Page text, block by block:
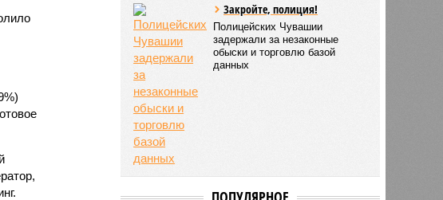
Закройте, полиция!
Полицейских Чувашии
задержали за незаконные
обыски и торговлю базой
данных